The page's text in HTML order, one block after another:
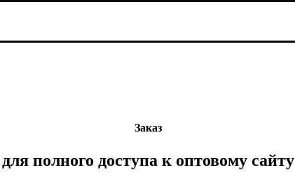
Заказ
для полного доступа к оптовому сайту